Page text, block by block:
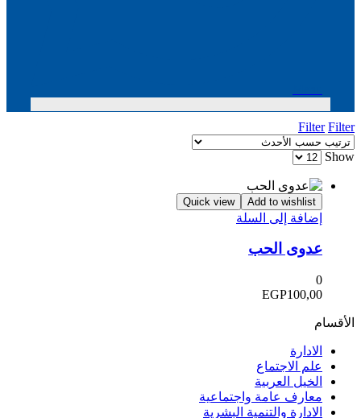
Filter Filter
Show
Add to wishlist
Quick view
إضافة إلى السلة
عدوى الحب
0
EGP100,00
الأقسام
الادارة
علم الاجتماع
الخيل العربية
معارف عامة واجتماعية
الادارة والتنمية البشرية